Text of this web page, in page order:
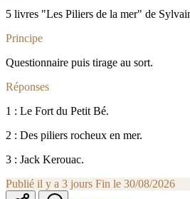
5 livres "Les Piliers de la mer" de
Principe
Questionnaire puis tirage au sort.
Réponses
1 : Le Fort du Petit Bé.
2 : Des piliers rocheux en mer.
3 : Jack Kerouac.
Publié il y a 3 jours Fin le 30/08/2026